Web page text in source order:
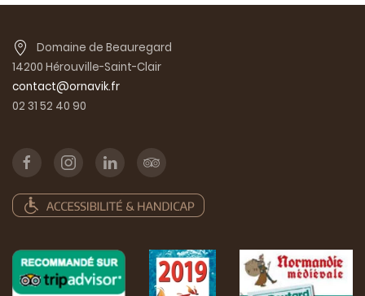
Domaine de Beauregard
14200 Hérouville-Saint-Clair
contact@ornavik.fr
02 31 52 40 90